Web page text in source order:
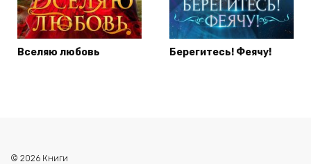
Вселяю любовь Берегитесь! Феячу!
© 2026 Книги